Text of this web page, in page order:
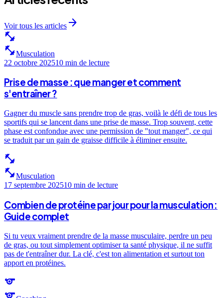
Voir tous les articles arrow_forward
fitness_center
fitness_centerMusculation
22 octobre 202510 min de lecture
Prise de masse : que manger et comment
s'entraîner ?
Gagner du muscle sans prendre trop de gras, voilà le défi de tous les
sportifs qui se lancent dans une prise de masse. Trop souvent, cette
phase est confondue avec une permission de "tout manger", ce qui
se traduit par un gain de graisse difficile à éliminer ensuite.
fitness_center
fitness_centerMusculation
17 septembre 202510 min de lecture
Combien de protéine par jour pour la musculation :
Guide complet
Si tu veux vraiment prendre de la masse musculaire, perdre un peu
de gras, ou tout simplement optimiser ta santé physique, il ne suffit
pas de t'entraîner dur. La clé, c'est ton alimentation et surtout ton
apport en protéines.
sports